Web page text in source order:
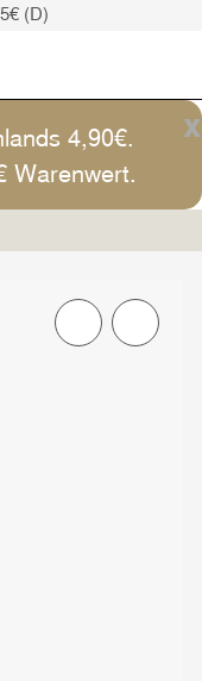
(D)
(D)
x
4,90€.
Warenwert.